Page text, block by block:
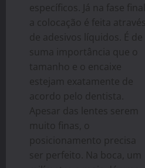
específicos. Já na fase final,
a colocação é feita através
de adesivos líquidos. É de
suma importância que o
tamanho e o encaixe
estejam exatamente de
acordo pelo dentista.
Apesar das lentes serem
muito finas, o
posicionamento precisa
ser perfeito. Na boca, um